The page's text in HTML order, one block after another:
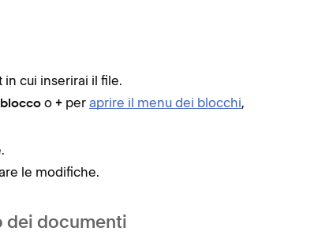
in cui inserirai il file.
o + per aprire il menu dei blocchi,
le modifiche.
dei documenti